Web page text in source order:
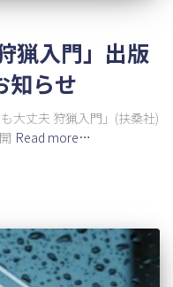
猟入門」出版
知らせ
大丈夫 狩猟入門」(扶桑社)
Read more…